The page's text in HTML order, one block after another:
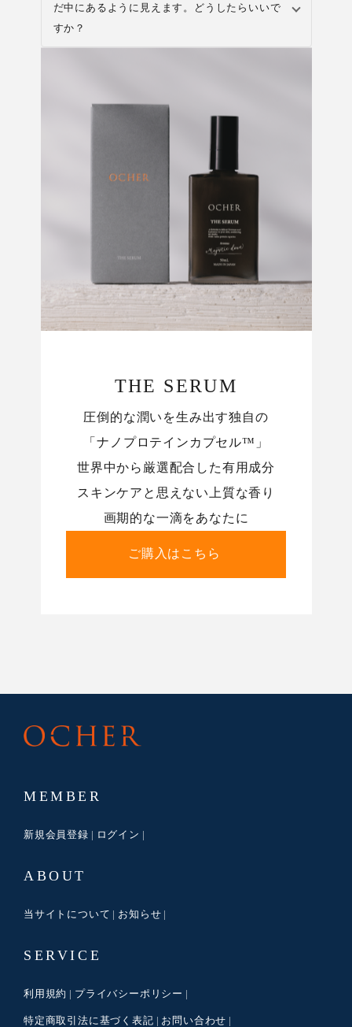
だ中にあるように見えます。どうしたらいいで
すか？
THE SERUM
圧倒的な潤いを生み出す独自の
「ナノプロテインカプセル™️」
世界中から厳選配合した有用成分
スキンケアと思えない上質な香り
画期的な一滴をあなたに
ご購入はこちら
MEMBER
新規会員登録 ログイン
ABOUT
当サイトについて お知らせ
SERVICE
利用規約 プライバシーポリシー
特定商取引法に基づく表記 お問い合わせ